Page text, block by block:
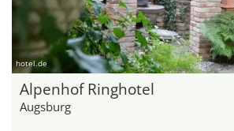
hotel.de
Alpenhof Ringhotel
Augsburg